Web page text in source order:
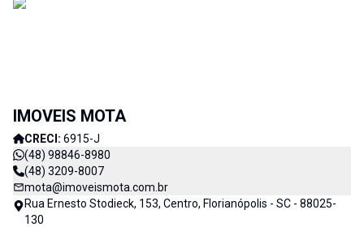
IMOVEIS MOTA
CRECI: 6915-J
(48) 98846-8980
(48) 3209-8007
mota@imoveismota.com.br
Rua Ernesto Stodieck, 153, Centro, Florianópolis - SC - 88025-
130